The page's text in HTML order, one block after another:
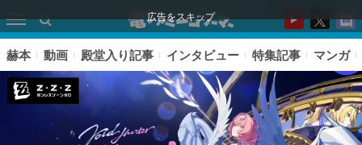
広告をスキップ
赫本 動画 殿堂入り記事 インタビュー 特集記事 マンガ